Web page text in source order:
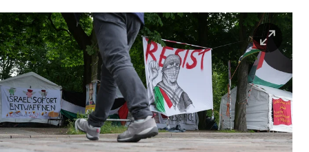
sport
berlin
nord
wahrheit
verlag